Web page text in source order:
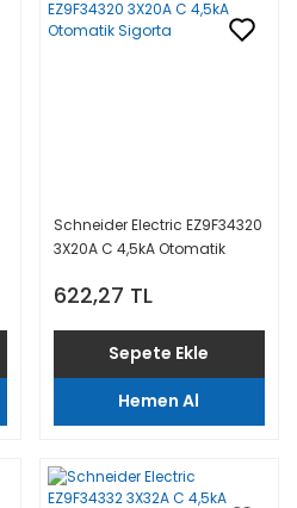
Schneider Electric EZ9F34320
3X20A C 4,5kA Otomatik
622,27 TL
Sepete Ekle
Hemen Al